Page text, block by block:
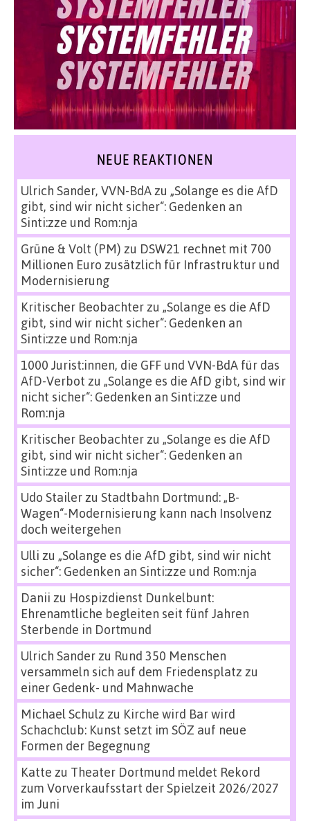
NEUE REAKTIONEN
Ulrich Sander, VVN-BdAzu „Solange es die AfD
gibt, sind wir nicht sicher“: Gedenken an
Sinti:zze und Rom:nja
Grüne & Volt (PM) zu DSW21 rechnet mit 700
Millionen Euro zusätzlich für Infrastruktur und
Modernisierung
Kritischer Beobachterzu „Solange es die AfD
gibt, sind wir nicht sicher“: Gedenken an
Sinti:zze und Rom:nja
1000 Jurist:innen, die GFF und VVN-BdA für das
AfD-Verbot zu „Solange es die AfD gibt, sind wir
nicht sicher“: Gedenken an Sinti:zze und
Rom:nja
Kritischer Beobachterzu „Solange es die AfD
gibt, sind wir nicht sicher“: Gedenken an
Sinti:zze und Rom:nja
Udo Stailerzu Stadtbahn Dortmund: „B-
Wagen“-Modernisierung kann nach Insolvenz
doch weitergehen
Ulli zu „Solange es die AfD gibt, sind wir nicht
sicher“: Gedenken an Sinti:zze und Rom:nja
Danii zu Hospizdienst Dunkelbunt:
Ehrenamtliche begleiten seit fünf Jahren
Sterbende in Dortmund
Ulrich Sanderzu Rund 350 Menschen
versammeln sich auf dem Friedensplatz zu
einer Gedenk- und Mahnwache
Michael Schulz zu Kirche wird Bar wird
Schachclub: Kunst setzt im SÖZ auf neue
Formen der Begegnung
Katte zu Theater Dortmund meldet Rekord
zum Vorverkaufsstart der Spielzeit 2026/2027
im Juni